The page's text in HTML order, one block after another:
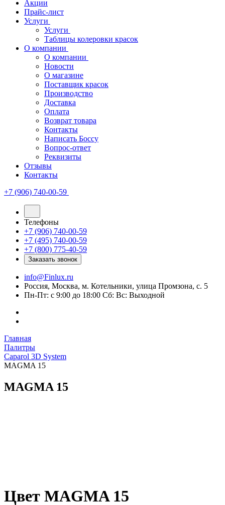
Акции
Прайс-лист
Услуги
Услуги
Таблицы колеровки красок
О компании
О компании
Новости
О магазине
Поставщик красок
Производство
Доставка
Оплата
Возврат товара
Контакты
Написать Боссу
Вопрос-ответ
Реквизиты
Отзывы
Контакты
+7 (906) 740-00-59
Телефоны
+7 (906) 740-00-59
+7 (495) 740-00-59
+7 (800) 775-40-59
Заказать звонок
info@Finlux.ru
Россия, Москва, м. Котельники, улица Промзона, с. 5
Пн-Пт: с 9:00 до 18:00 Сб: Вс: Выходной
Главная
Палитры
Caparol 3D System
MAGMA 15
MAGMA 15
Цвет MAGMA 15